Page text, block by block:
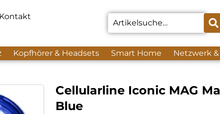
Kontakt
Kopfhörer & Headsets Smart Home Netzwerk
Cellularline Iconic MAG
Blue